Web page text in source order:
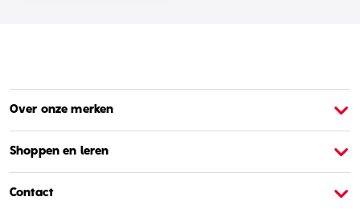
Over onze merken
Shoppen en leren
Contact